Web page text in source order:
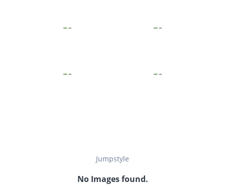
Jumpstyle
No Images found.